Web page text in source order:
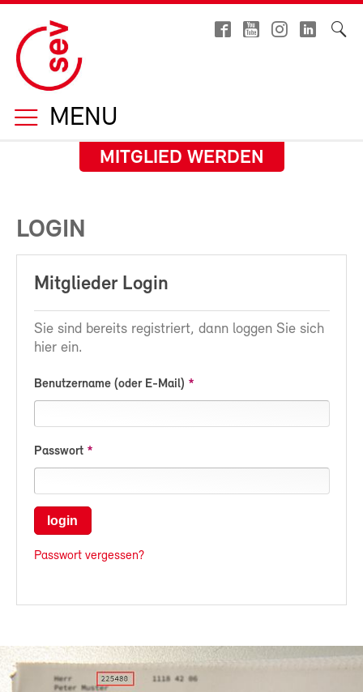
MENU
MITGLIED WERDEN
LOGIN
Mitglieder Login
Sie sind bereits registriert, dann loggen Sie sich
hier ein.
Benutzername (oder E-Mail)
Passwort
login
Passwort vergessen?